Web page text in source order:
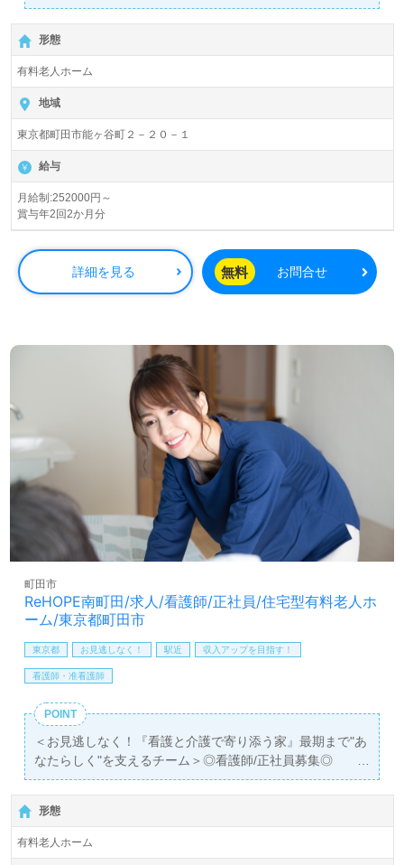
セグループ！＞◎介護職/正社員募集◎【月給252,000円～
302,500円 /賞与2回】＊初任者研修以上有資格者向け求人
＊『鶴川駅』徒歩12分。
入居定員58名（58室/全室個室）『メディカルホームまど
か鶴川』株式会社会社ベネッセスタイルケアBenesse Style
Care Co.,Ltd. （本社：東京都西新宿） 様の運営です。従
業員18,200人以上、26年の実績、全国に350拠点以上の有
料老人ホーム、教育/学童領域で事業展開されています。業
界トップクラスの施設数を誇り、ワンランク上の介護サー
ビスをご提供。資格支援制度や教育研修プログラムも充
実。『入社してよかった！』のお声も届く企業様です。
◎24時間看護職員様在籍のメディカルホーム！職員様同士
のフォロー体制抜群、研修制度充実の事業所様！◎
看護助手や介護職経験のある方はもちろん、これから介護
境面もうれしいポイント！『ご利用者様のお役に立ちた
い、お一人おひとりに寄り添った介護を行いたい』『介護
知識や技術力を高めたい』『多彩なキャリアプランでなり
たい自分を目指したい』『施設形態や環境を変えて働きた
い』等の方も大歓迎です！募集詳細等、担当コンサルタン
トよりご案内します。お問い合わせも遠慮なくお願いしま
す。
医療/福祉業界の正社員/パート求人探しは【ウィルオブ介
護】＊求人情報収集、将来的に検討の方も遠慮なく＊
LINE、メール、お電話などご希望に応じてお問い合わせ/ご
相談可能です。転職相談、求人紹介、年収交渉など完全無
料サービスをご利用いただけます。＜非公開求人も取扱い
あり！＞"転職支援"のプロと一緒に転職活動！お問い合わ
せお待ちしております。
形態
有料老人ホーム
地域
東京都町田市能ヶ谷町２－２０－１
給与
月給制:252000円～
賞与年2回2か月分
詳細を見る 無料 お問合せ
ReHOPE南町田/求人/看護師/正社員/住宅型有料老人ホ
ーム/東京都町田市
町田市
東京都 お見逃しなく！ 駅近 収入アップを目指す！
看護師・准看護師
POINT
＜お見逃しなく！『看護と介護で寄り添う家』最期まで"あ
なたらしく"を支えるチーム＞◎看護師/正社員募集◎
【月給349,500円～384,000円/賞与2回 】＊正看護師有資
格者向け求人＊『南町田グランベリーパーク駅』徒歩9
分。
入居定員54名（54室/全室個室）『Re HOPE南町田 』CUC
形態
有料老人ホーム